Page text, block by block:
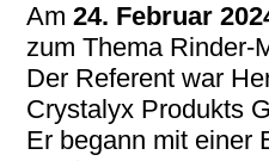
Am24. Februar
zum Thema Rinder-
Der Referent war
Crystalyx Produkts
Er begann mit einer